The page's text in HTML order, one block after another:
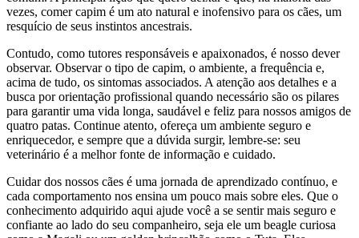
vezes, comer capim é um ato natural e inofensivo para os cães, um
resquício de seus instintos ancestrais.
Contudo, como tutores responsáveis e apaixonados, é nosso dever
observar. Observar o tipo de capim, o ambiente, a frequência e,
acima de tudo, os sintomas associados. A atenção aos detalhes e a
busca por orientação profissional quando necessário são os pilares
para garantir uma vida longa, saudável e feliz para nossos amigos de
quatro patas. Continue atento, ofereça um ambiente seguro e
enriquecedor, e sempre que a dúvida surgir, lembre-se: seu
veterinário é a melhor fonte de informação e cuidado.
Cuidar dos nossos cães é uma jornada de aprendizado contínuo, e
cada comportamento nos ensina um pouco mais sobre eles. Que o
conhecimento adquirido aqui ajude você a se sentir mais seguro e
confiante ao lado do seu companheiro, seja ele um beagle curiosa